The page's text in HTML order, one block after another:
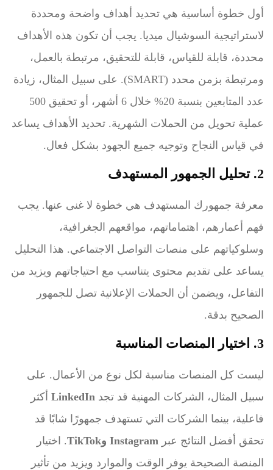
أول خطوة أساسية هي تحديد أهداف واضحة ومحددة
لاستراتيجية السوشيال ميديا. يجب أن تكون هذه الأهداف
محددة، قابلة للقياس، قابلة للتحقيق، مرتبطة بالعمل،
ومرتبطة بزمن محدد (SMART). على سبيل المثال، زيادة
عدد المتابعين بنسبة 20% خلال 6 أشهر، أو تحقيق 500
عملية تحويل من الحملات الشهرية. تحديد الأهداف يساعد
في قياس النجاح وتوجيه جميع الجهود بشكل فعال.
2. تحليل الجمهور المستهدف
معرفة جمهورك المستهدف هي خطوة لا غنى عنها. يجب
فهم أعمارهم، اهتماماتهم، مواقعهم الجغرافية،
وسلوكياتهم على منصات التواصل الاجتماعي. هذا التحليل
يساعد على تقديم محتوى يتناسب مع احتياجاتهم ويزيد من
التفاعل، ويضمن أن الحملات الإعلانية تصل للجمهور
الصحيح بدقة.
3. اختيار المنصات المناسبة
ليست كل المنصات مناسبة لكل نوع من الأعمال. على
سبيل المثال، الشركات المهنية قد تجد LinkedIn أكثر
فاعلية، بينما الشركات التي تستهدف جمهورًا شابًا قد
تحقق أفضل النتائج عبر Instagram وTikTok
. اختيار
المنصة الصحيحة يوفر الوقت والموارد ويزيد من تأثير